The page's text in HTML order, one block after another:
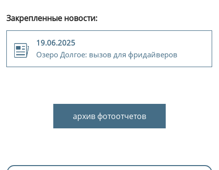
Закрепленные новости:
19.06.2025
Озеро Долгое: вызов для фридайверов
архив фотоотчетов